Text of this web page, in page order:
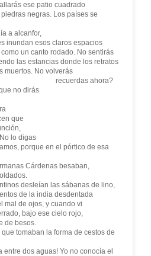
ese patio cuadrado
negras. Los países se
a alcanfor,
inundan esos claros espacios
un canto rodado. No sentirás
las estancias donde los retratos
muertos. No volverás
ahora?
no dirás
que
lo digas
porque en el pórtico de esa
Cárdenas besaban,
desleían las sábanas de lino,
de la india desdentada
mal de ojos, y cuando vi
bajo ese cielo rojo,
de besos.
tomaban la forma de cestos de
dos aguas! Yo no conocía el